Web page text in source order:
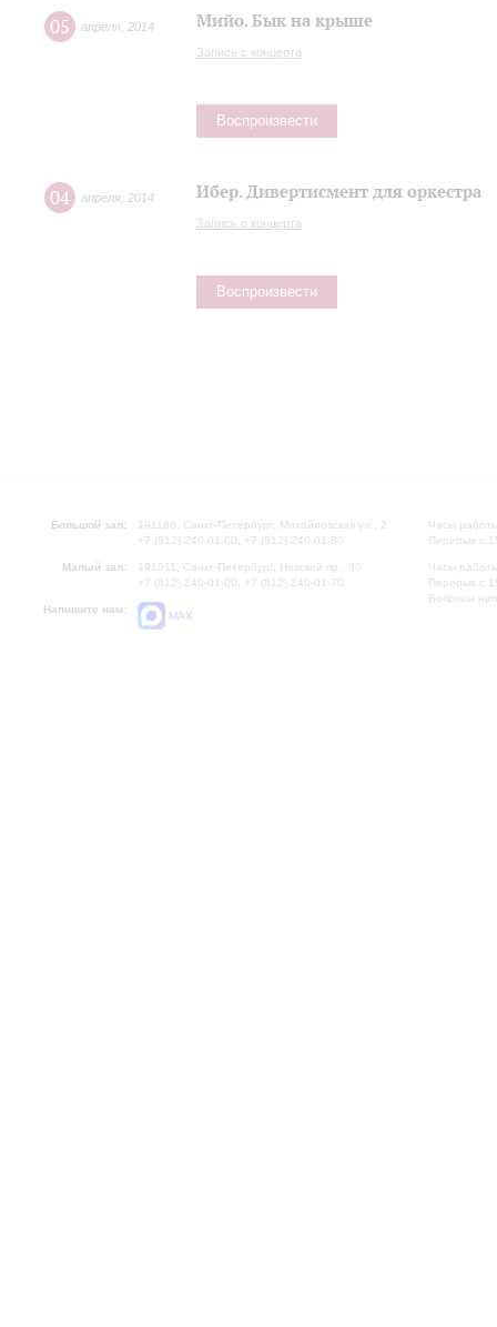
05 апреля 2014 Мийо. Бык на крыше
Запись с концерта
Воспроизвести
04 апреля 2014 Ибер. Дивертисмент для оркестра
Запись с концерта
Воспроизвести
Большой зал:
191186, Санкт-Петербург, Михайловская ул., 2
+7 (812) 240-01-00, +7 (812) 240-01-80
Малый зал:
191011, Санкт-Петербург, Невский пр., 30
+7 (812) 240-01-00, +7 (812) 240-01-70
Напишите нам:
MAX
Часы
Перерыв с
Часы
Перерыв с
Вопросы